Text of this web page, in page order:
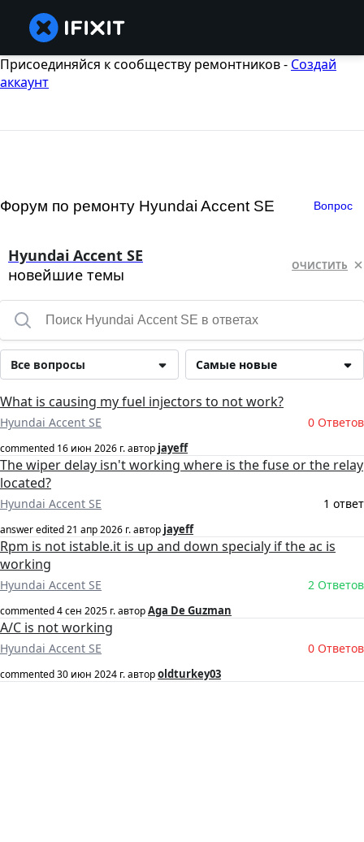
Присоединяйся к сообществу ремонтников - Создай
аккаунт
Форум по ремонту Hyundai Accent SE Вопрос
Hyundai Accent SE
новейшие темы
ОЧИСТИТЬ
Самые новые
Все вопросы
What is causing my fuel injectors to not work?
Hyundai Accent SE 0 Ответов
commented 16 июн 2026 г.автор jayeff
The wiper delay isn't working where is the fuse or the relay
located?
Hyundai Accent SE 1 ответ
answer edited21 апр 2026 г.автор jayeff
Rpm is not istable.it is up and down specialy if the ac is
working
Hyundai Accent SE 2 Ответов
commented4 сен 2025 г.авторAga De Guzman
A/C is not working
Hyundai Accent SE 0 Ответов
commented30 июн 2024 г.авторoldturkey03